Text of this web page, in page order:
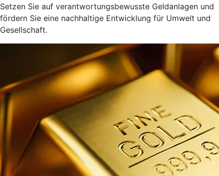
Setzen Sie auf verantwortungsbewusste Geldanlagen und
fördern Sie eine nachhaltige Entwicklung für Umwelt und
Gesellschaft.